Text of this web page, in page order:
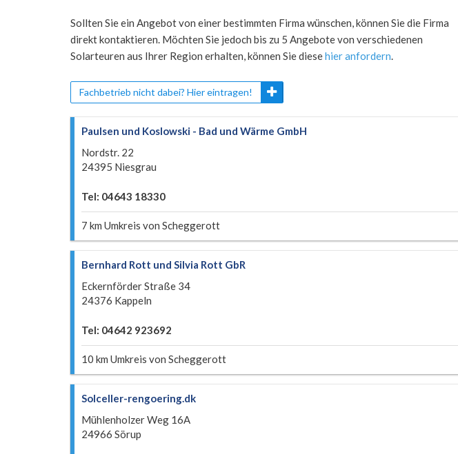
Sollten Sie ein Angebot von einer bestimmten Firma wünschen, können Sie die Firma
direkt kontaktieren. Möchten Sie jedoch bis zu 5 Angebote von verschiedenen
Solarteuren aus Ihrer Region erhalten, können Sie diesehier anfordern.
Fachbetrieb nicht dabei? Hier eintragen!
Paulsen und Koslowski - Bad und Wärme GmbH
Nordstr. 22
24395 Niesgrau
Tel: 04643 18330
7 km Umkreis von Scheggerott
Bernhard Rott und Silvia Rott GbR
Eckernförder Straße 34
24376 Kappeln
Tel: 04642 923692
10 km Umkreis von Scheggerott
Solceller-rengoering.dk
Mühlenholzer Weg 16A
24966 Sörup